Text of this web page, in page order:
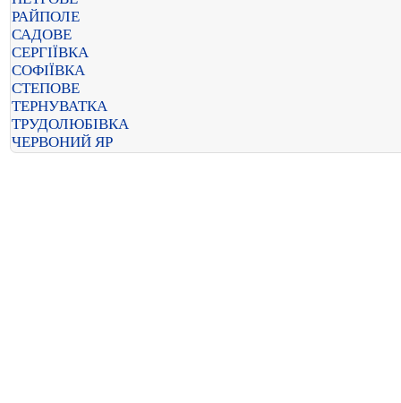
РАЙПОЛЕ
САДОВЕ
СЕРГІЇВКА
СОФІЇВКА
СТЕПОВЕ
ТЕРНУВАТКА
ТРУДОЛЮБІВКА
ЧЕРВОНИЙ ЯР